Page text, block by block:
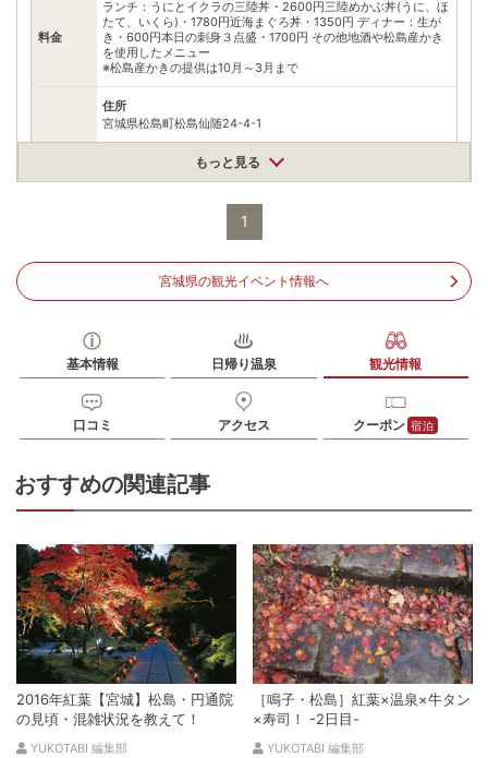
料金
ランチ：うにとイクラの三陸丼・2600円三陸めかぶ丼(うに、ほ
たて、いくら)・1780円近海まぐろ丼・1350円 ディナー：生が
き・600円本日の刺身３点盛・1700円 その他地酒や松島産かき
を使用したメニュー
※松島産かきの提供は10月～3月まで
住所
宮城県松島町松島仙随24-4-1
松島海岸ICから国道144号経由約10分
JR仙石線松島海岸駅から徒歩10分
02235352622
※ 掲載情報は変更になる場合があります。最新の内容はご利用前にご自身でお
問合せください。
※ 料金情報は税込・税抜表記が混ざっております。正しい金額はご利用前にご
自身でお問合せください。
もっと見る
1
宮城県の観光イベント情報へ
基本情報 日帰り温泉 観光情報
口コミ アクセス クーポン 宿泊
おすすめの関連記事
2016年紅葉【宮城】松島・円通院
の見頃・混雑状況を教えて！
YUKOTABI 編集部
［鳴子・松島］紅葉×温泉×牛タン
×寿司！ -2日目-
YUKOTABI 編集部